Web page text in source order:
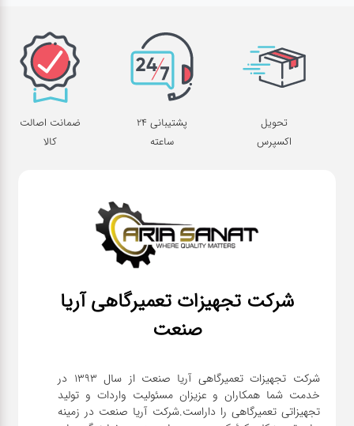
تحویل
اکسپرس
پشتیبانی 24
ساعته
ضمانت اصالت
کالا
شرکت تجهیزات تعمیرگاهی آریا
صنعت
شرکت تجهیزات تعمیرگاهی آریا صنعت از سال ۱۳۹۳ در
خدمت شما همکاران و عزیزان مسئولیت واردات و تولید
تجهیزاتی تعمیرگاهی را داراست.شرکت آریا صنعت در زمینه